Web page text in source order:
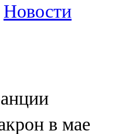
Новости
в мае